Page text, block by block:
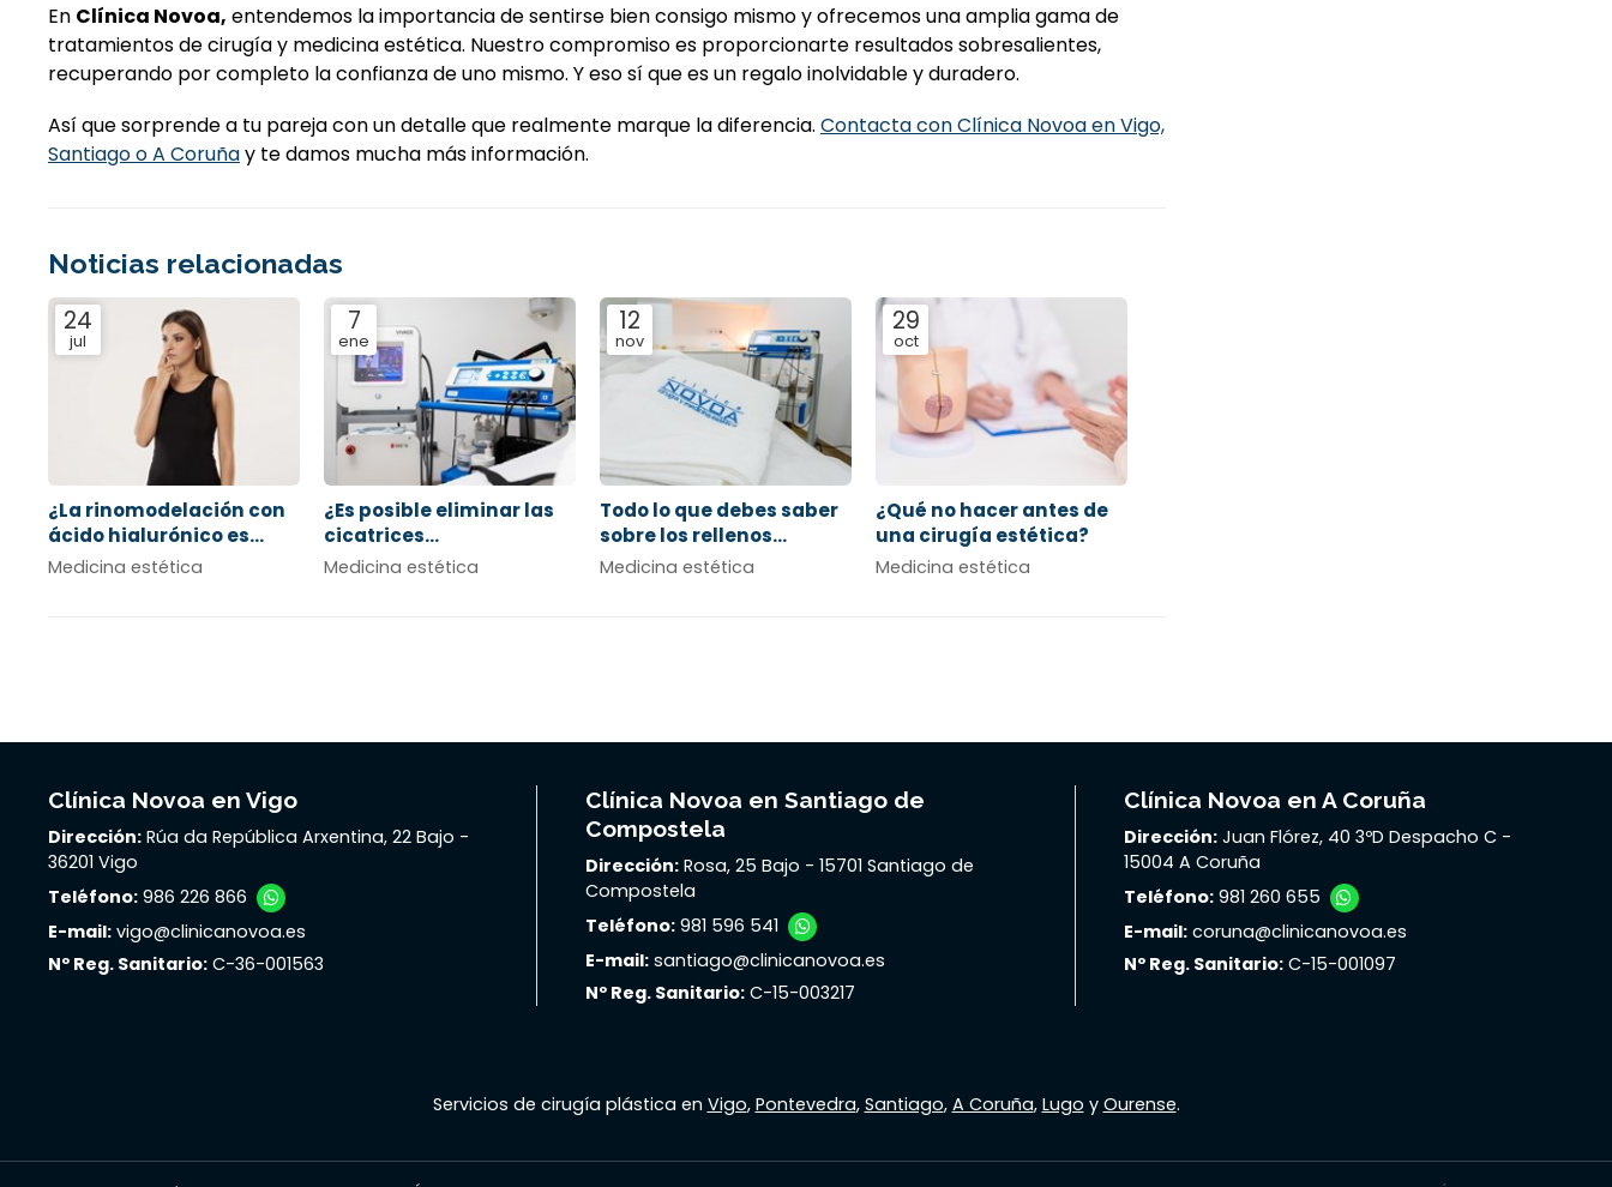
En Clínica Novoa, entendemos la importancia de sentirse bien consigo mismo y ofrecemos una amplia gama de
tratamientos de cirugía y medicina estética. Nuestro compromiso es proporcionarte resultados sobresalientes,
recuperando por completo la confianza de uno mismo. Y eso sí que es un regalo inolvidable y duradero.
Así que sorprende a tu pareja con un detalle que realmente marque la diferencia. Contacta con Clínica Novoa en Vigo,
Santiago o A Coruñay te damos mucha más información.
Noticias relacionadas
24
jul
¿La rinomodelación con
ácido hialurónico es
permanente?
Medicina estética
7
ene
¿Es posible eliminar las
cicatrices
postquirúrgicas?
Medicina estética
12
nov
Todo lo que debes saber
sobre los rellenos
dérmicos
Medicina estética
29
oct
¿Qué no hacer antes de
una cirugía estética?
Medicina estética
Clínica Novoa en Vigo
Dirección: Rúa da República Arxentina, 22 Bajo -
36201 Vigo
Teléfono: 986 226 866
E-mail: vigo@clinicanovoa.es
Nº Reg. Sanitario: C-36-001563
Clínica Novoa en Santiago de
Compostela
Dirección: Rosa, 25 Bajo - 15701 Santiago de
Compostela
Teléfono: 981 596 541
E-mail: santiago@clinicanovoa.es
Nº Reg. Sanitario: C-15-003217
Clínica Novoa en A Coruña
Dirección: Juan Flórez, 40 3ºD Despacho C -
15004 A Coruña
Teléfono: 981 260 655
E-mail: coruna@clinicanovoa.es
Nº Reg. Sanitario: C-15-001097
Servicios de cirugía plástica en Vigo, Pontevedra, Santiago, A Coruña, Lugo y Ourense.